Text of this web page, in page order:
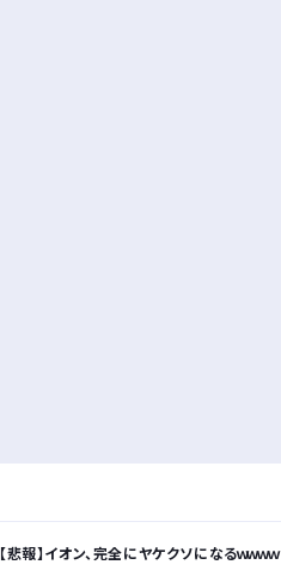
【悲報】イオン、完全にヤケクソになるｗｗｗｗ